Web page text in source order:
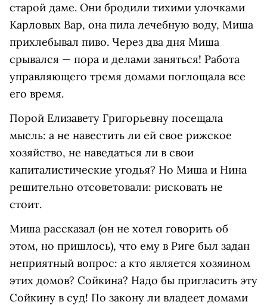
старой даме. Они бродили тихими улочками
Карловых Вар, она пила лечебную воду, Миша
прихлебывал пиво. Через два дня Миша
срывался — пора и делами заняться! Работа
управляющего тремя домами поглощала все
его время.
Порой Елизавету Григорьевну посещала
мысль: а не навестить ли ей свое рижское
хозяйство, не наведаться ли в свои
капиталистические угодья? Но Миша и Нина
решительно отсоветовали: рисковать не
стоит.
Миша рассказал (он не хотел говорить об
этом, но пришлось), что ему в Риге был задан
неприятный вопрос: а кто является хозяином
этих домов? Сойкина? Надо бы пригласить эту
Сойкину в суд! По закону ли владеет домами